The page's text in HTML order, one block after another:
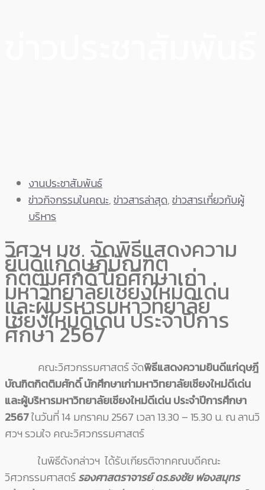
งานประชาสัมพันธ์
ข่าวกิจกรรมในคณะ,ข่าวสารล่าสุด,ข่าวสารเกี่ยวกับผู้
บริหาร
วิศวฯ มช. จัดพิธีแสดงความ
ยินดีแก่ดุษฎีบัณฑิต
กิตติมศักดิ์ นักศึกษาเก่า
มหาวิทยาลัยเชียงใหม่ดีเด่น
และผู้บริหารมหาวิทยาลัย
เชียงใหม่ดีเด่น ประจำปีการ
ศึกษา 2567
คณะวิศวกรรมศาสตร์ จัดพิธีแสดงความยินดีแก่ดุษฎี
บัณฑิตกิตติมศักดิ์ นักศึกษาเก่ามหาวิทยาลัยเชียงใหม่ดีเด่น
และผู้บริหารมหาวิทยาลัยเชียงใหม่ดีเด่น ประจำปีการศึกษา
2567ในวันที่ 14 มกราคม 2567 เวลา 13.30 – 15.30 น. ณ ลานวิ
ศวฯ รวมใจ คณะวิศวกรรมศาสตร์
ในพิธีดังกล่าวฯ ได้รับเกียรติจากคณบดีคณะ
วิศวกรรมศาสตร์รองศาสตราจารย์ ดร.ธงชัย ฟองสมุทร